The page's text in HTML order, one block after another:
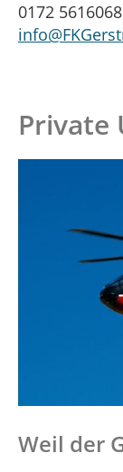
0172 5616068
Private
Weil der